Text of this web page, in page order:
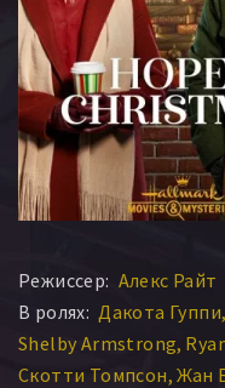
Режиссер: Алекс Райт
В ролях: Дакота Гуппи
Shelby Armstrong
Скотти Томпсон Жан